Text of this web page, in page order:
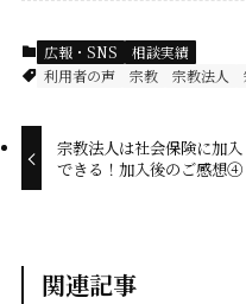
b
o
広報・SNS
相談実績
利用者の声
宗教 宗教法人
宗教法人は社会保険に加入
できる！加入後のご感想④
関連記事